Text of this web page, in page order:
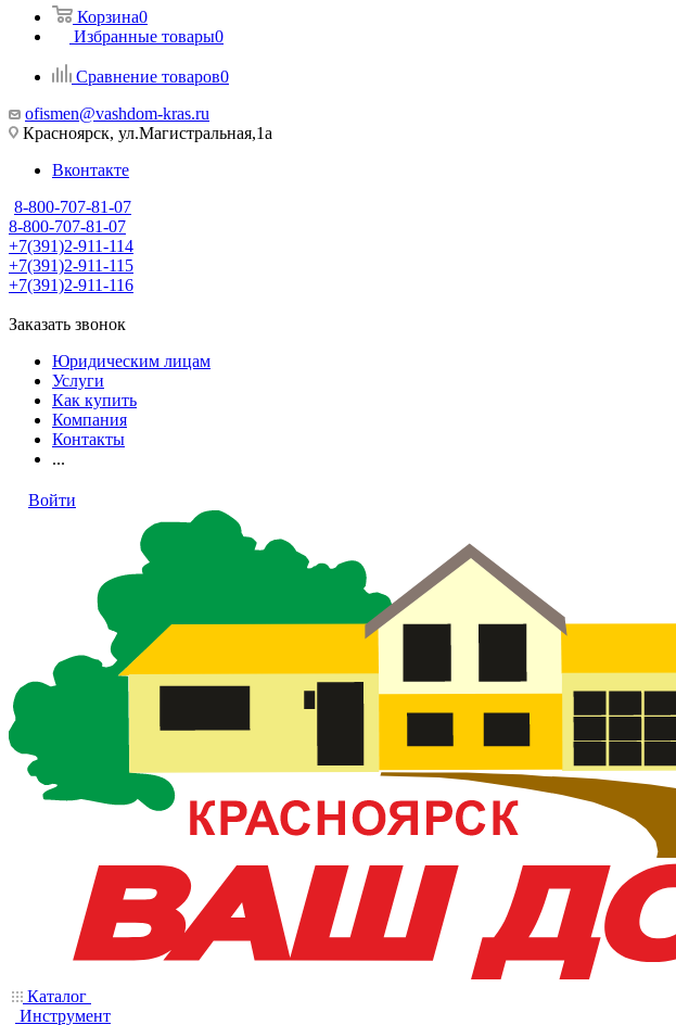
Корзина0
Избранные товары0
Сравнение товаров0
ofismen@vashdom-kras.ru
Красноярск, ул.Магистральная,1а
Вконтакте
8-800-707-81-07
8-800-707-81-07
+7(391)2-911-114
+7(391)2-911-115
+7(391)2-911-116
Заказать звонок
Юридическим лицам
Услуги
Как купить
Компания
Контакты
...
Войти
Каталог
Инструмент